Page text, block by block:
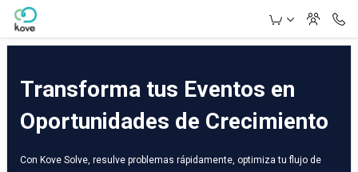
Skip to Main Content
Transforma tus Eventos en
Oportunidades de Crecimiento
Con Kove Solve, resulve problemas rápidamente, optimiza tu flujo de